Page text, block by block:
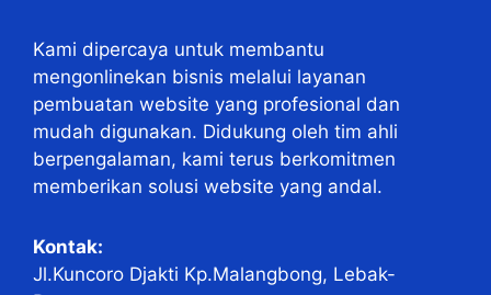
Kami dipercaya untuk membantu
mengonlinekan bisnis melalui layanan
pembuatan website yang profesional dan
mudah digunakan. Didukung oleh tim ahli
berpengalaman, kami terus berkomitmen
memberikan solusi website yang andal.
Kontak:
Jl.Kuncoro Djakti Kp.Malangbong, Lebak-